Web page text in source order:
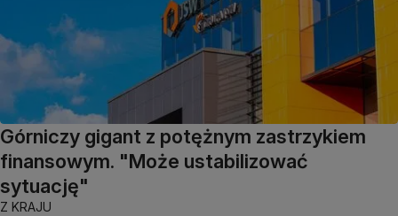
Górniczy gigant z potężnym zastrzykiem
finansowym. "Może ustabilizować
sytuację"
Z KRAJU